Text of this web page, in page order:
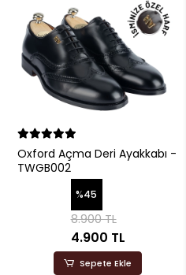
Oxford Açma Deri Ayakkabı -
TWGB002
%45
8.900 TL
4.900 TL
Sepete Ekle